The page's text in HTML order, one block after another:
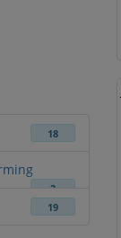
18
2
19